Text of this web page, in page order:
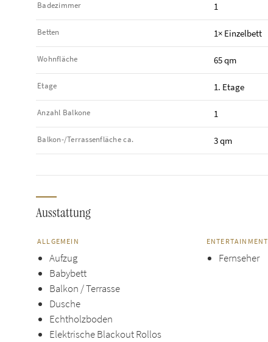
Badezimmer 1
Betten 1× Einzelbett
Wohnfläche 65 qm
Etage 1. Etage
Anzahl Balkone 1
Balkon-/Terrassen­fläche ca. 3 qm
Ausstattung
ALLGEMEIN
Aufzug
Babybett
Balkon / Terrasse
Dusche
Echtholzboden
Elektrische Blackout Rollos
ENTERTAINMENT
Fernseher